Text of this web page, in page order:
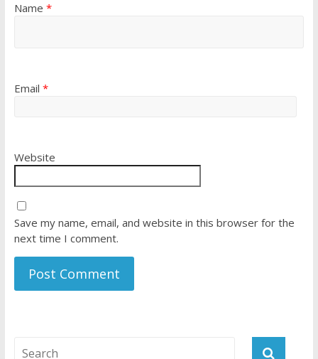
Name *
Email *
Website
Save my name, email, and website in this browser for the
next time I comment.